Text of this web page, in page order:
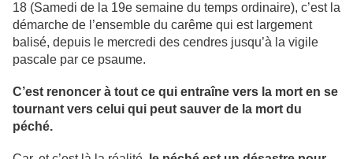
18 (Samedi de la 19e semaine du temps ordinaire), c’est la
démarche de l’ensemble du carême qui est largement
balisé, depuis le mercredi des cendres jusqu’à la vigile
pascale par ce psaume.
C’est renoncer à tout ce qui entraîne vers la mort en se
tournant vers celui qui peut sauver de la mort du
péché.